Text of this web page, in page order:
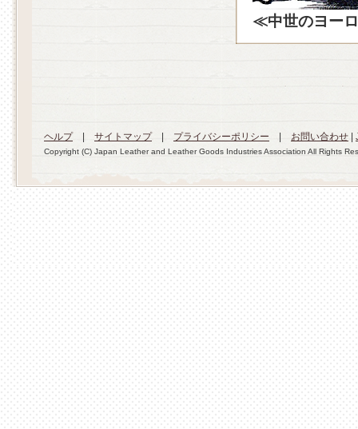
≪中世のヨー
ヘルプ| サイトマップ| プライバシーポリシー お問い合わせ
Copyright (C) Japan Leather and Leather Goods Industries Association All Rights